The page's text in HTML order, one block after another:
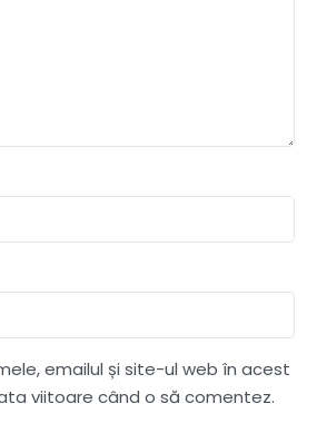
emailul și site-ul web în acest
viitoare când o să comentez.